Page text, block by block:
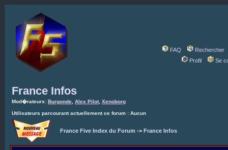
FAQ
Rechercher
Profil
Se
France Infos
Mod�rateurs: Burgonde Alex Pilot, Xenoborg
Utilisateurs parcourant actuellement ce forum : Aucun
France Five Index du Forum -> France Infos